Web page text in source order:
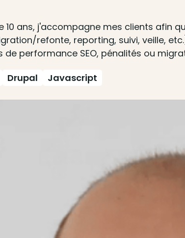
10 ans, j'accompagne mes clients
refonte, reporting, suivi, veille,
performance SEO, pénalités ou
Drupal Javascript